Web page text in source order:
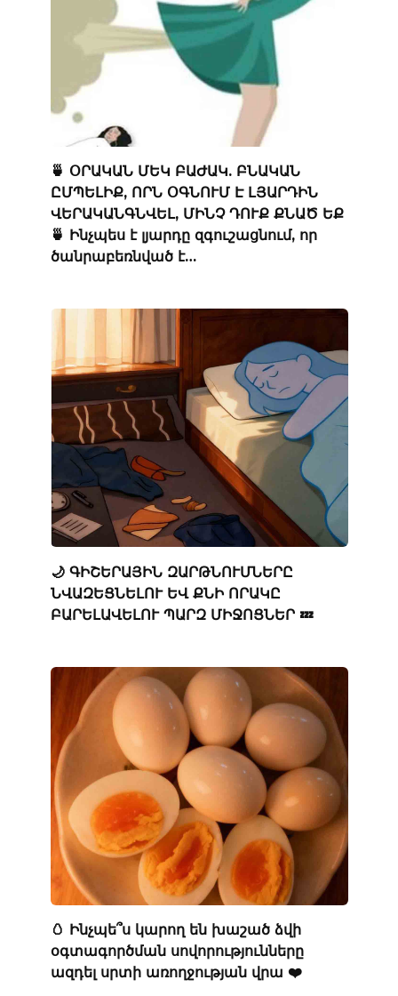
🍵 ՕՐԱԿԱՆ ՄԵԿ ԲԱԺԱԿ. ԲՆԱԿԱՆ
ԸՄՊԵԼԻՔ, ՈՐՆ ՕԳՆՈՒՄ Է ԼՅԱՐԴԻՆ
ՎԵՐԱԿԱՆԳՆՎԵԼ, ՄԻՆՉ ԴՈՒՔ ՔՆԱԾ ԵՔ
🍵 Ինչպես է լյարդը զգուշացնում, որ
ծանրաբեռնված է…
🌙 ԳԻՇԵՐԱՅԻՆ ԶԱՐԹՆՈՒՄՆԵՐԸ
ՆՎԱԶԵՑՆԵԼՈՒ ԵՎ ՔՆԻ ՈՐԱԿԸ
ԲԱՐԵԼԱՎԵԼՈՒ ՊԱՐԶ ՄԻՋՈՑՆԵՐ 💤
🥚 Ինչպե՞ս կարող են խաշած ձվի
օգտագործման սովորությունները
ազդել սրտի առողջության վրա ❤️